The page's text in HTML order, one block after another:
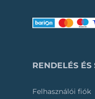
RENDELÉS ÉS
Felhasználói fiók